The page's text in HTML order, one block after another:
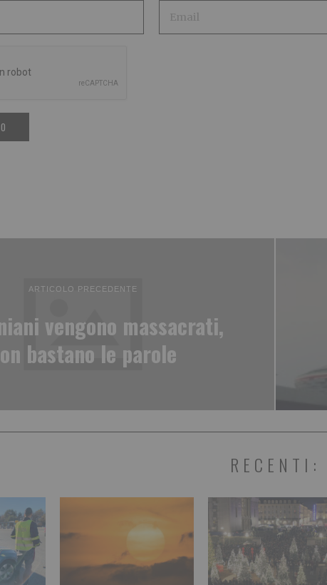
ARTICOLO PRECEDENTE
vengono massacrati,
bastano le parole
RECENTI: